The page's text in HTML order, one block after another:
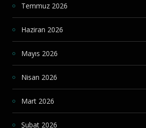
Temmuz 2026
Haziran 2026
Mayıs 2026
Nisan 2026
Mart 2026
Şubat 2026